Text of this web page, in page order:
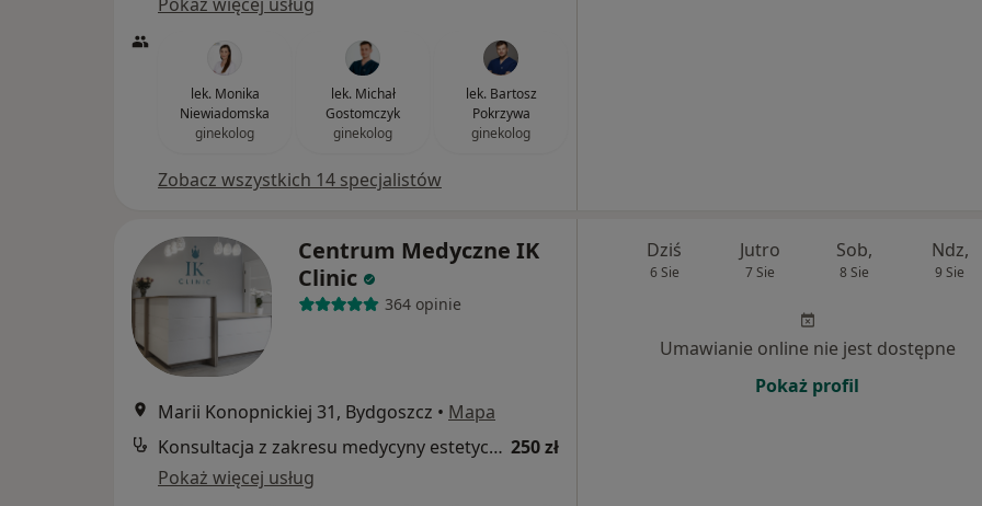
lek. Monika
Niewiadomska
ginekolog
lek. Michał
Gostomczyk
ginekolog
lek. Bartosz
Pokrzywa
ginekolog
Zobacz wszystkich 14 specjalistów
Centrum Medyczne IK
Clinic
364 opinie
Marii Konopnickiej 31, Bydgoszcz • Mapa
Konsultacja z zakresu medycyny estetycznej 250 zł
Pokaż więcej usług
Dziś
6 Sie
Jutro
7 Sie
Sob,
8 Sie
Ndz,
9 Sie
Umawianie online nie jest dostępne
Pokaż profil